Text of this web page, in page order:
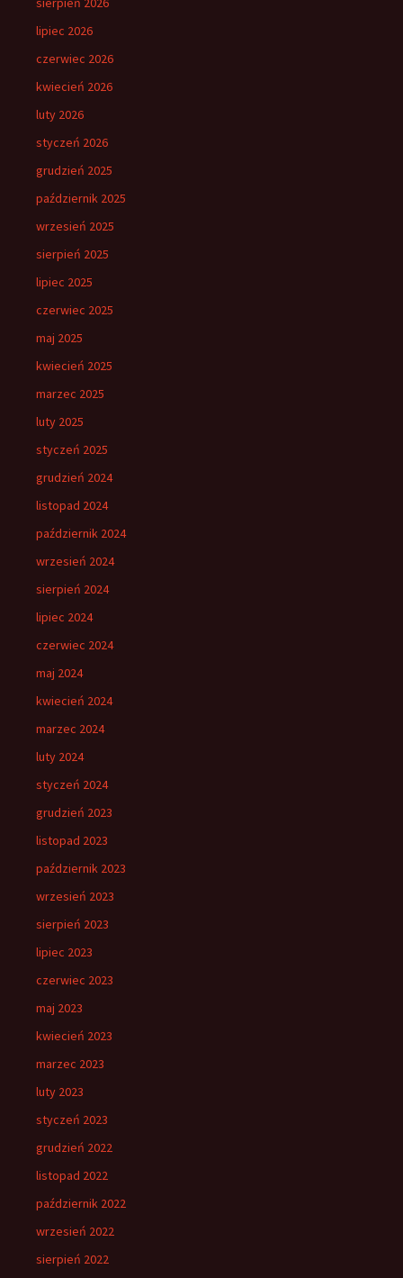
lipiec 2026
czerwiec 2026
kwiecień 2026
luty 2026
styczeń 2026
grudzień 2025
październik 2025
wrzesień 2025
sierpień 2025
lipiec 2025
czerwiec 2025
maj 2025
kwiecień 2025
marzec 2025
luty 2025
styczeń 2025
grudzień 2024
listopad 2024
październik 2024
wrzesień 2024
sierpień 2024
lipiec 2024
czerwiec 2024
maj 2024
kwiecień 2024
marzec 2024
luty 2024
styczeń 2024
grudzień 2023
listopad 2023
październik 2023
wrzesień 2023
sierpień 2023
lipiec 2023
czerwiec 2023
maj 2023
kwiecień 2023
marzec 2023
luty 2023
styczeń 2023
grudzień 2022
listopad 2022
październik 2022
wrzesień 2022
sierpień 2022